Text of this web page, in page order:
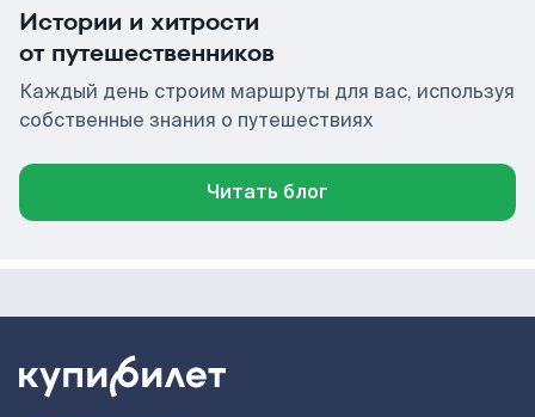
Истории и хитрости
от путешественников
Каждый день строим маршруты для вас, используя
собственные знания о путешествиях
Читать блог